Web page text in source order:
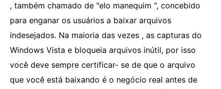
, também chamado de "elo manequim ", concebido
para enganar os usuários a baixar arquivos
indesejados. Na maioria das vezes , as capturas do
Windows Vista e bloqueia arquivos inútil, por isso
você deve sempre certificar- se de que o arquivo
que você está baixando é o negócio real antes de